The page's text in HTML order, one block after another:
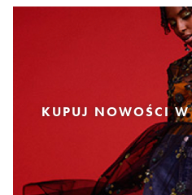
KUPUJ NOWOŚCI